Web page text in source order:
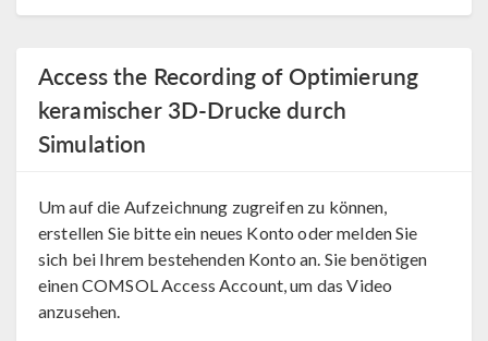
Access the Recording of Optimierung
keramischer 3D-Drucke durch
Simulation
Um auf die Aufzeichnung zugreifen zu können,
erstellen Sie bitte ein neues Konto oder melden Sie
sich bei Ihrem bestehenden Konto an. Sie benötigen
einen COMSOL Access Account, um das Video
anzusehen.